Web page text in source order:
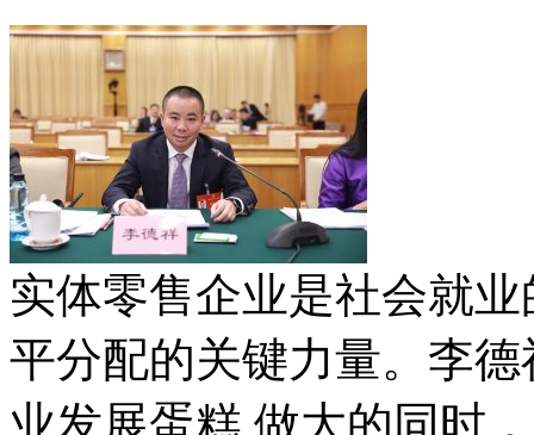
实体零售企业是社会就
平分配的关键力量。李
业发展蛋糕 做大的同时